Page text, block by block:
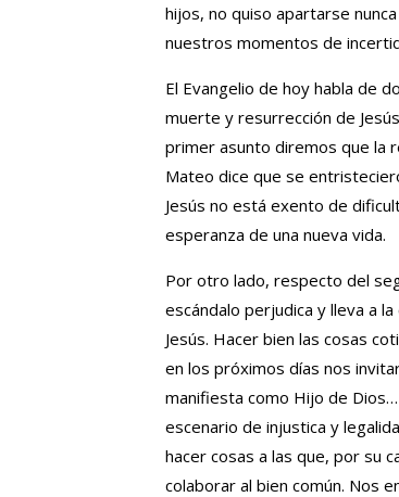
hijos, no quiso apartarse
nuestros momentos de
El Evangelio de hoy habla de
muerte y resurrección de
primer asunto diremos que la
Mateo dice que se
Jesús no está exento de
esperanza de una nueva vida.
Por otro lado, respecto del
escándalo perjudica y lleva a
Jesús. Hacer bien las cosas
en los próximos días nos
manifiesta como Hijo de
escenario de injustica y
hacer cosas a las que, por su
colaborar al bien común. Nos